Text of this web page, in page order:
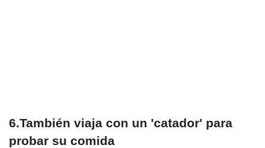
6.También viaja con un 'catador' para
probar su comida